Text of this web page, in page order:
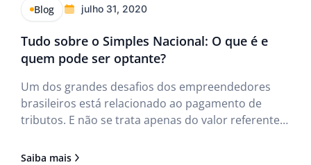
Blog julho 31, 2020
Tudo sobre o Simples Nacional: O que é e
quem pode ser optante?
Um dos grandes desafios dos empreendedores
brasileiros está relacionado ao pagamento de
tributos. E não se trata apenas do valor referente
sistema. Assim, o Governo Federal criou uma
Saiba mais